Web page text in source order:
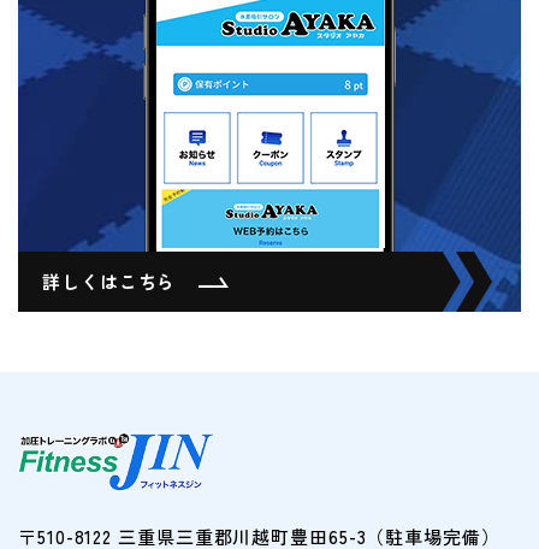
詳しくはこちら
〒510-8122 三重県三重郡川越町豊田65-3（駐車場完備）